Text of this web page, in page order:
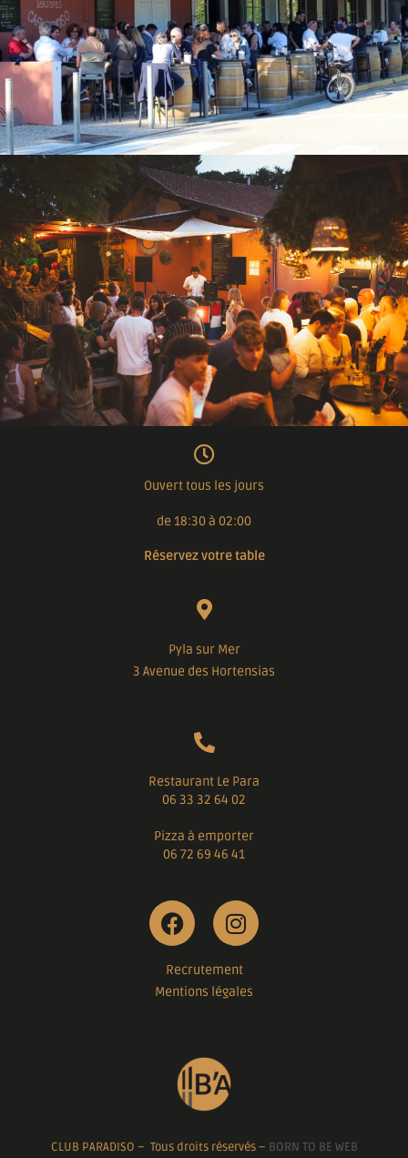
Ouvert tous les jours
de 18:30 à 02:00
Réservez votre table
Pyla sur Mer
3 Avenue des Hortensias
Restaurant Le Para
06 33 32 64 02
Pizza à emporter
06 72 69 46 41
Recrutement
Mentions légales
CLUB PARADISO – Tous droits réservés – BORN TO BE WEB